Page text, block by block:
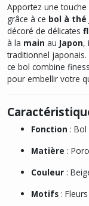
Apportez une touche
grâce à ce bol à thé
décoré de délicates
à la main au Japon,
traditionnel
ce bol combine
pour embellir votre
Fonction :
Matière :
Couleur :
Motifs :